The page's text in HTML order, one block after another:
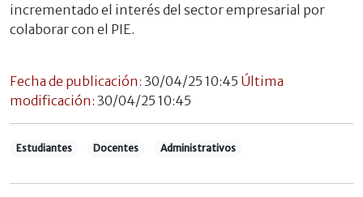
incrementado el interés del sector empresarial por
colaborar con el PIE.
Fecha de publicación: 30/04/25 10:45 Última
modificación: 30/04/25 10:45
Estudiantes Docentes Administrativos